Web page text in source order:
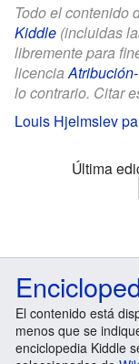
Todo el contenido
Kiddle (incluidas
libremente para
licencia
lo contrario. Citar
Louis Hjelmslev
Última
El contenido está
menos que se
enciclopedia Kiddle